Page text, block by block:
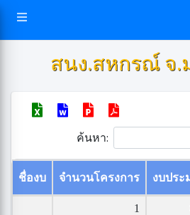
สนง.สหกรณ์ จ.
ค้นหา:
ชื่องบ จำนวนโครงการ งบปร
1